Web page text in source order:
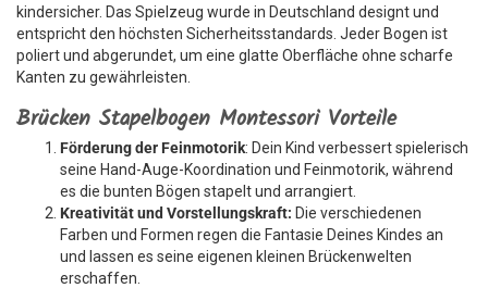
kindersicher. Das Spielzeug wurde in Deutschland designt und
entspricht den höchsten Sicherheitsstandards. Jeder Bogen ist
poliert und abgerundet, um eine glatte Oberfläche ohne scharfe
Kanten zu gewährleisten.
Brücken Stapelbogen Montessori Vorteile
Förderung der Feinmotorik: Dein Kind verbessert spielerisch
seine Hand-Auge-Koordination und Feinmotorik, während
es die bunten Bögen stapelt und arrangiert.
Kreativität und Vorstellungskraft: Die verschiedenen
Farben und Formen regen die Fantasie Deines Kindes an
und lassen es seine eigenen kleinen Brückenwelten
erschaffen.